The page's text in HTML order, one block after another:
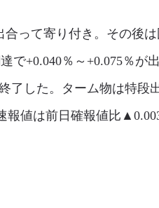
って寄り付き。その後は
で+0.040％～+0.075％が
了した。ターム物は特段
値は前日確報値比